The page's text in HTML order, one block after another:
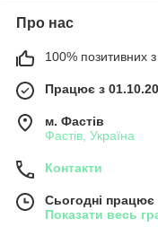
Про нас
100% позитивних з
Працює з
м. Фастів
Фастів, Україна
Контакти
Сьогодні працює
Показати весь